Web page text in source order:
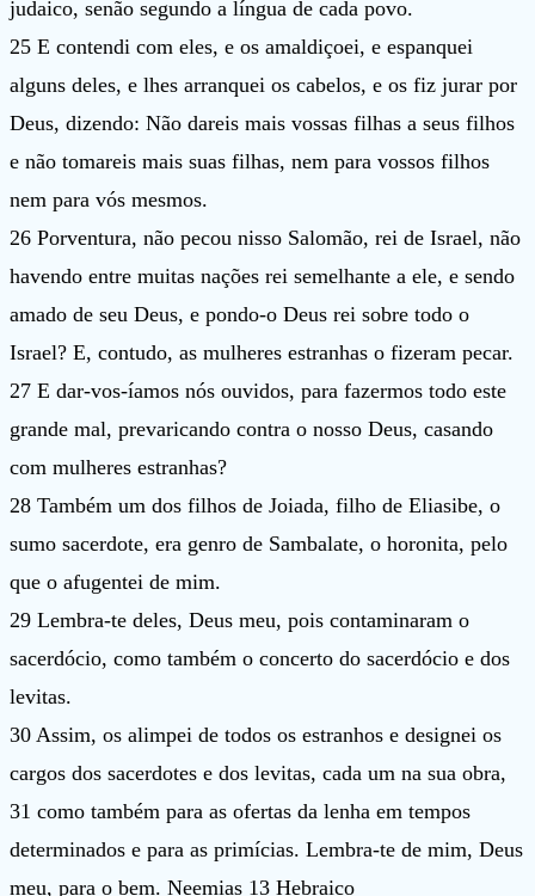
judaico, senão segundo a língua de cada povo.
25 E contendi com eles, e os amaldiçoei, e espanquei
alguns deles, e lhes arranquei os cabelos, e os fiz jurar por
Deus, dizendo: Não dareis mais vossas filhas a seus filhos
e não tomareis mais suas filhas, nem para vossos filhos
nem para vós mesmos.
26 Porventura, não pecou nisso Salomão, rei de Israel, não
havendo entre muitas nações rei semelhante a ele, e sendo
amado de seu Deus, e pondo-o Deus rei sobre todo o
Israel? E, contudo, as mulheres estranhas o fizeram pecar.
27 E dar-vos-íamos nós ouvidos, para fazermos todo este
grande mal, prevaricando contra o nosso Deus, casando
com mulheres estranhas?
28 Também um dos filhos de Joiada, filho de Eliasibe, o
sumo sacerdote, era genro de Sambalate, o horonita, pelo
que o afugentei de mim.
29 Lembra-te deles, Deus meu, pois contaminaram o
sacerdócio, como também o concerto do sacerdócio e dos
levitas.
30 Assim, os alimpei de todos os estranhos e designei os
cargos dos sacerdotes e dos levitas, cada um na sua obra,
31 como também para as ofertas da lenha em tempos
determinados e para as primícias. Lembra-te de mim, Deus
meu, para o bem. Neemias 13 Hebraico